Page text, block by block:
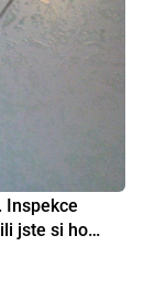
Inspekce
jste si ho